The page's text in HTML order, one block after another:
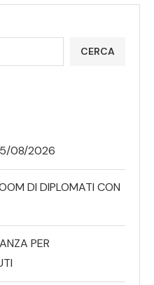
CERCA
08/2026
DI DIPLOMATI CON
PER